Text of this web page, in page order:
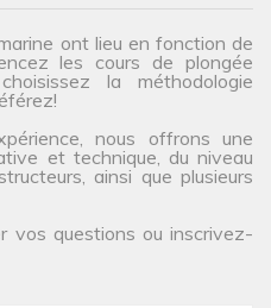
ont lieu en fonction de
les cours de plongée
la méthodologie
nous offrons une
et technique, du niveau
ainsi que plusieurs
vos questions ou inscrivez-